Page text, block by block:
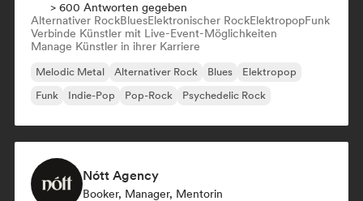
> 600 Antworten gegeben
Alternativer RockBluesElektronischer RockElektropopFunk
Verbinde Künstler mit Live-Event-Möglichkeiten
Manage Künstler in ihrer Karriere
Melodic Metal Alternativer Rock Blues
Elektropop
Funk
Indie-Pop Pop-Rock Psychedelic Rock
Nótt Agency
Booker, Manager, Mentorin